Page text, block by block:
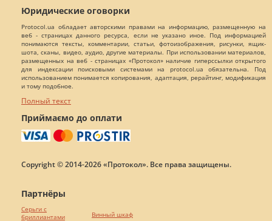
Юридические оговорки
Protocol.ua обладает авторскими правами на информацию, размещенную на
веб - страницах данного ресурса, если не указано иное. Под информацией
понимаются тексты, комментарии, статьи, фотоизображения, рисунки, ящик-
шота, сканы, видео, аудио, другие материалы. При использовании материалов,
размещенных на веб - страницах «Протокол» наличие гиперссылки открытого
для индексации поисковыми системами на protocol.ua обязательна. Под
использованием понимается копирования, адаптация, рерайтинг, модификация
и тому подобное.
Полный текст
Приймаємо до оплати
Copyright © 2014-2026 «Протокол». Все права защищены.
Партнёры
Серьги с
бриллиантами
Винный шкаф